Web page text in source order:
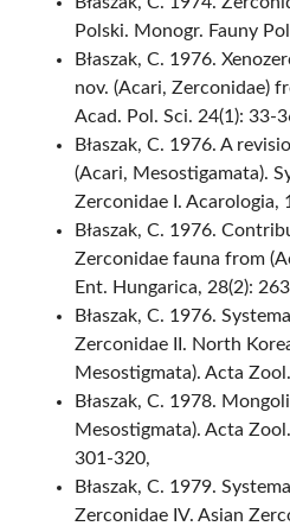
Polski. Monogr. Fauny
Błaszak, C. 1976.
nov. (Acari, Zerconidae)
Acad. Pol. Sci. 24(1): 33-
Błaszak, C. 1976. A
(Acari, Mesostigamata).
Zerconidae I. Acarologia,
Błaszak, C. 1976.
Zerconidae fauna from
Ent. Hungarica, 28(2):
Błaszak, C. 1976.
Zerconidae II. North
Mesostigmata). Acta
Błaszak, C. 1978.
Mesostigmata). Acta
301-320,
Błaszak, C. 1979.
Zerconidae IV. Asian